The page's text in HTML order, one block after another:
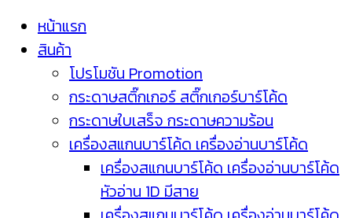
หน้าแรก
สินค้า
โปรโมชัน Promotion
กระดาษสติ๊กเกอร์ สติ๊กเกอร์บาร์โค้ด
กระดาษใบเสร็จ กระดาษความร้อน
เครื่องสแกนบาร์โค้ด เครื่องอ่านบาร์โค้ด
เครื่องสแกนบาร์โค้ด เครื่องอ่านบาร์โค้ด
หัวอ่าน 1D มีสาย